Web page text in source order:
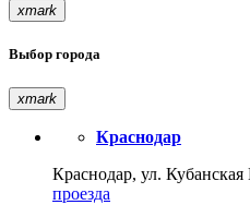
xmark
Выбор города
xmark
Краснодар
Краснодар, ул.
проезда